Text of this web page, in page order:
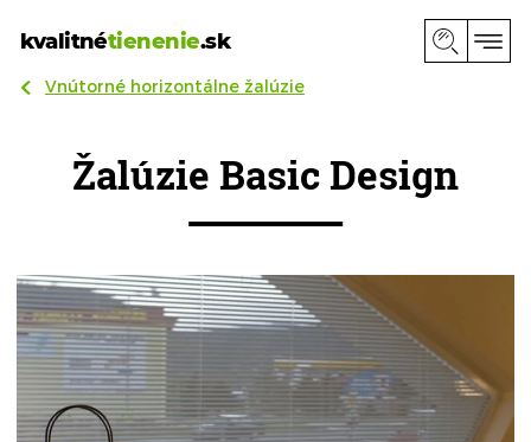
kvalitnétienenie.sk
Vnútorné horizontálne žalúzie
Žalúzie Basic Design